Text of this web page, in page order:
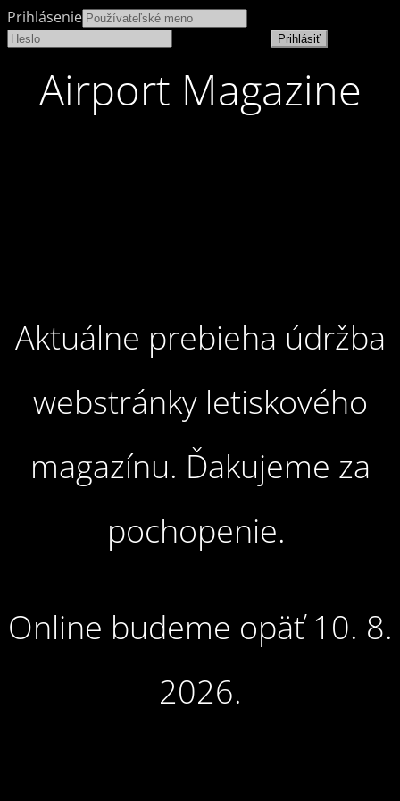
Airport Magazine
Aktuálne prebieha údržba
webstránky letiskového
magazínu. Ďakujeme za
pochopenie.
Online budeme opäť 10. 8.
2026.
Prihlásenie